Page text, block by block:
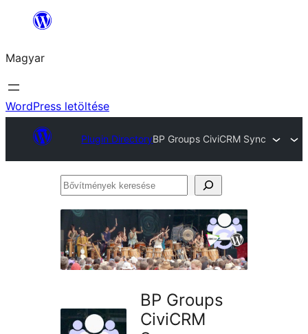
Ugrás
tartalomhoz
Magyar
WordPress letöltése
Plugin DirectoryBP Groups CiviCRM Sync
Bővítmények
BP Groups
CiviCRM